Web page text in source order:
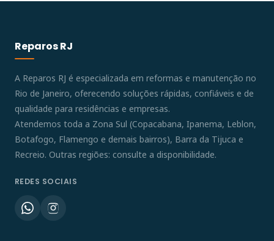
Reparos RJ
A Reparos RJ é especializada em reformas e manutenção no
Rio de Janeiro, oferecendo soluções rápidas, confiáveis e de
qualidade para residências e empresas.
Atendemos toda a Zona Sul (Copacabana, Ipanema, Leblon,
Botafogo, Flamengo e demais bairros), Barra da Tijuca e
Recreio. Outras regiões: consulte a disponibilidade.
REDES SOCIAIS